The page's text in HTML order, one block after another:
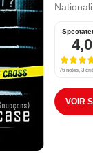
4,0
76 notes, 3
VOIR